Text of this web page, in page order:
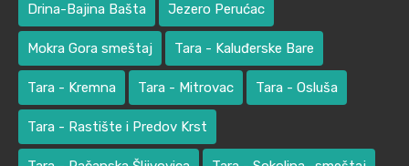
Drina-Bajina Bašta Jezero Perućac
Mokra Gora smeštaj Tara - Kaluđerske Bare
Tara - Kremna Tara - Mitrovac Tara - Osluša
Tara - Rastište i Predov Krst